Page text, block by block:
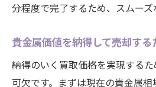
分程度で完了するため、スムーズ
貴金属価値を納得して売却する
納得のいく買取価格を実現する
可欠です。まずは現在の貴金属